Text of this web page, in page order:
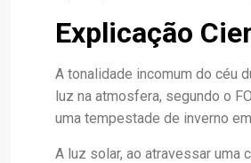
Explicação
A tonalidade incomum do céu
luz na atmosfera, segundo o
uma tempestade de inverno
A luz solar, ao atravessar uma